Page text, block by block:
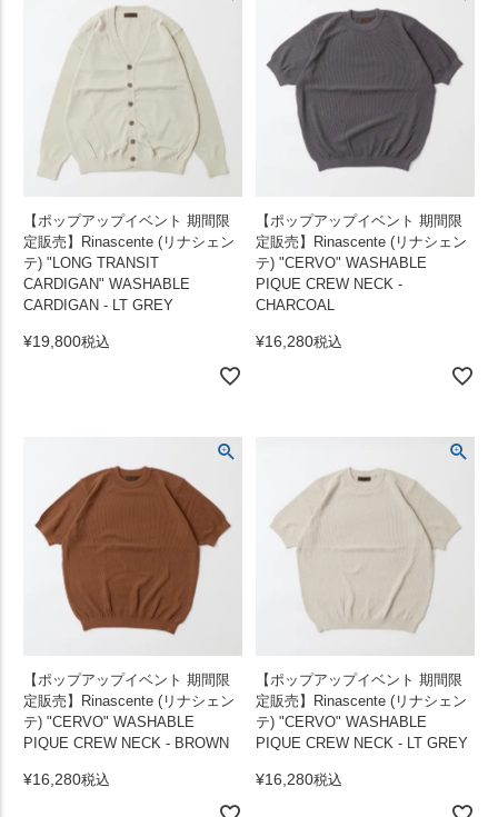
【ポップアップイベント 期間限
定販売】Rinascente (リナシェン
テ) "LONG TRANSIT
CARDIGAN" WASHABLE
CARDIGAN - LT GREY
¥19,800税込
【ポップアップイベント 期間限
定販売】Rinascente (リナシェン
テ) "CERVO" WASHABLE
PIQUE CREW NECK -
CHARCOAL
¥16,280税込
【ポップアップイベント 期間限
定販売】Rinascente (リナシェン
テ) "CERVO" WASHABLE
PIQUE CREW NECK - BROWN
¥16,280税込
【ポップアップイベント 期間限
定販売】Rinascente (リナシェン
テ) "CERVO" WASHABLE
PIQUE CREW NECK - LT GREY
¥16,280税込